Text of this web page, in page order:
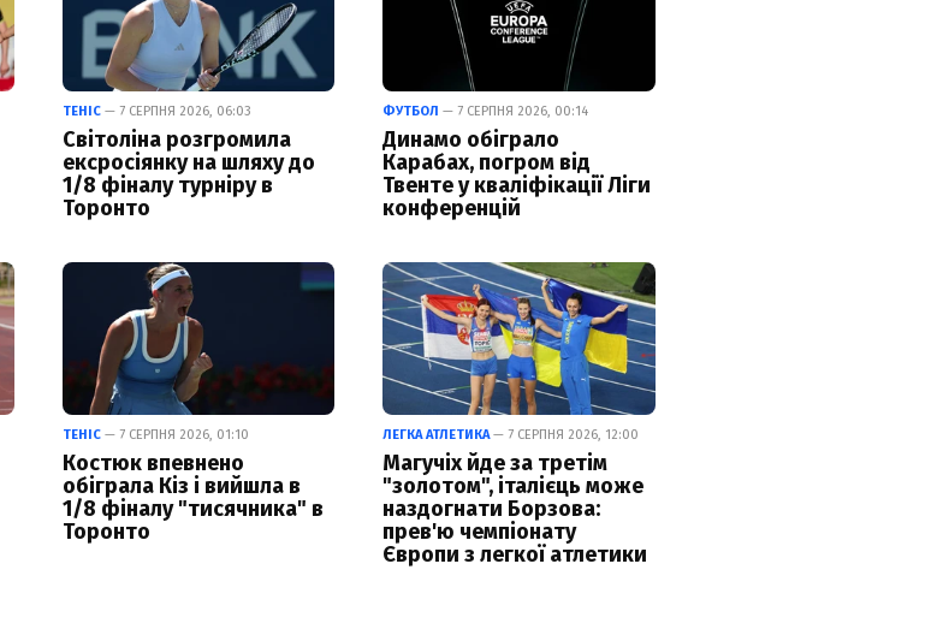
ТЕНІС— 7 СЕРПНЯ 2026, 06:03
Світоліна розгромила
ексросіянку на шляху до
1/8 фіналу турніру в
Торонто
ФУТБОЛ — 7 СЕРПНЯ 2026, 00:14
Динамо обіграло
Карабах, погром від
Твенте у кваліфікації Ліги
конференцій
ТЕНІС— 7 СЕРПНЯ 2026, 01:10
Костюк впевнено
обіграла Кіз і вийшла в
1/8 фіналу "тисячника" в
Торонто
ЛЕГКА АТЛЕТИКА— 7 СЕРПНЯ 2026, 12:00
Магучіх йде за третім
"золотом", італієць може
наздогнати Борзова:
прев'ю чемпіонату
Європи з легкої атлетики